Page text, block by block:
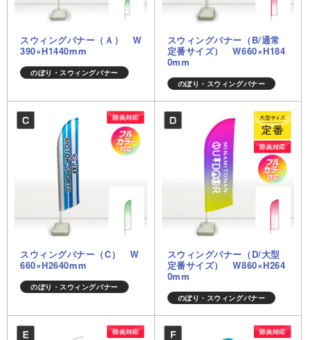
スウィングバナー（Ａ） W
390×H1440mm
のぼり・スウィングバナー
スウィングバナー（B/通常
定番サイズ） W660×H184
0mm
のぼり・スウィングバナー
スウィングバナー（C） W
660×H2640mm
のぼり・スウィングバナー
スウィングバナー（D/大型
定番サイズ） W860×H264
0mm
のぼり・スウィングバナー